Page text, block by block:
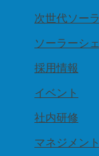
次世代ソー
ソーラーシ
採用情報
イベント
社内研修
マネジメン